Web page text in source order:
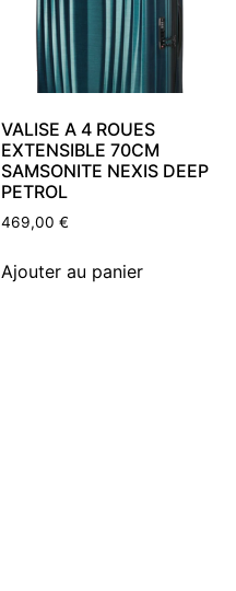
VALISE A 4 ROUES
EXTENSIBLE 70CM
SAMSONITE NEXIS DEEP
PETROL
469,00 €
Ajouter au panier